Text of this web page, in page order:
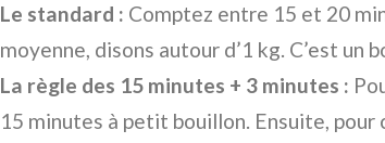
Le standard : Comptez entre 15 et 20
moyenne, disons autour d’1 kg. C’est un
La règle des 15 minutes + 3 minutes :
15 minutes à petit bouillon. Ensuite, pour